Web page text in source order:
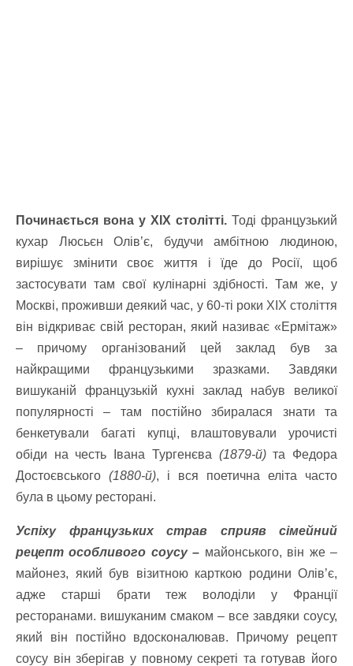
Починається вона у ХІХ столітті. Тоді французький
кухар Люсьєн Олів’є, будучи амбітною людиною,
вирішує змінити своє життя і їде до Росії, щоб
застосувати там свої кулінарні здібності. Там же, у
Москві, проживши деякий час, у 60-ті роки XIX століття
він відкриває свій ресторан, який називає «Ермітаж»
– причому організований цей заклад був за
найкращими французькими зразками. Завдяки
вишуканій французькій кухні заклад набув великої
популярності – там постійно збиралася знати та
бенкетували багаті купці, влаштовували урочисті
обіди на честь Івана Тургенєва (1879-й)та Федора
Достоєвського (1880-й), і вся поетична еліта часто
була в цьому ресторані.
Успіху французьких страв сприяв сімейний
рецепт особливого соусу – майонського, він же –
майонез, який був візитною карткою родини Олів’є,
адже старші брати теж володіли у Франції
ресторанами. вишуканим смаком – все завдяки соусу,
який він постійно вдосконалював. Причому рецепт
соусу він зберігав у повному секреті та готував його